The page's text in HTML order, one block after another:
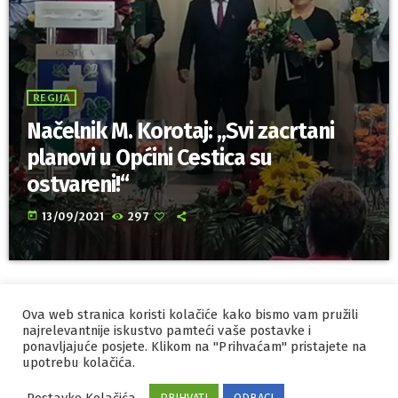
REGIJA
Načelnik M. Korotaj: „Svi zacrtani
planovi u Općini Cestica su
ostvareni!“
today 13/09/2021 297
IZRADA I HOSTINGORBIS
MARKETING
PRAVILA PRIVATNOSTI
Ova web stranica koristi kolačiće kako bismo vam pružili
najrelevantnije iskustvo pamteći vaše postavke i
ponavljajuće posjete. Klikom na "Prihvaćam" pristajete na
upotrebu kolačića.